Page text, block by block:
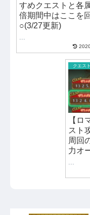
すめクエストと各
倍期間中はここを
○(3/27更新)
クエス
【ロ
スト
周回
力オ